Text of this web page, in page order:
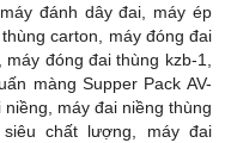
đánh dây đai, máy ép
carton, máy đóng đai
đóng đai thùng kzb-1,
màng Supper Pack AV-
máy đai niềng thùng
siêu chất lượng, máy đai